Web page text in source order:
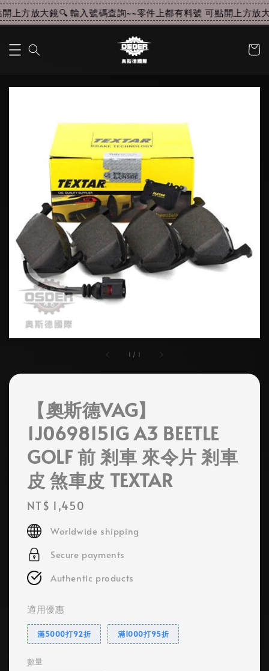
上方放大鏡🔍 輸入號碼查詢~~零件上都有料號 可點開上方放
1 / 1
【奧斯德VAG】
1J0698151G A3 BEETLE
GOLF 前 剎車 來令片 剎車
皮 煞車皮 TEXTAR
Regular
price
NT$ 1,450
Worldwide shipping
Secure payments
Authentic products
適用優惠
滿5000打92折 滿1000打95折
數量